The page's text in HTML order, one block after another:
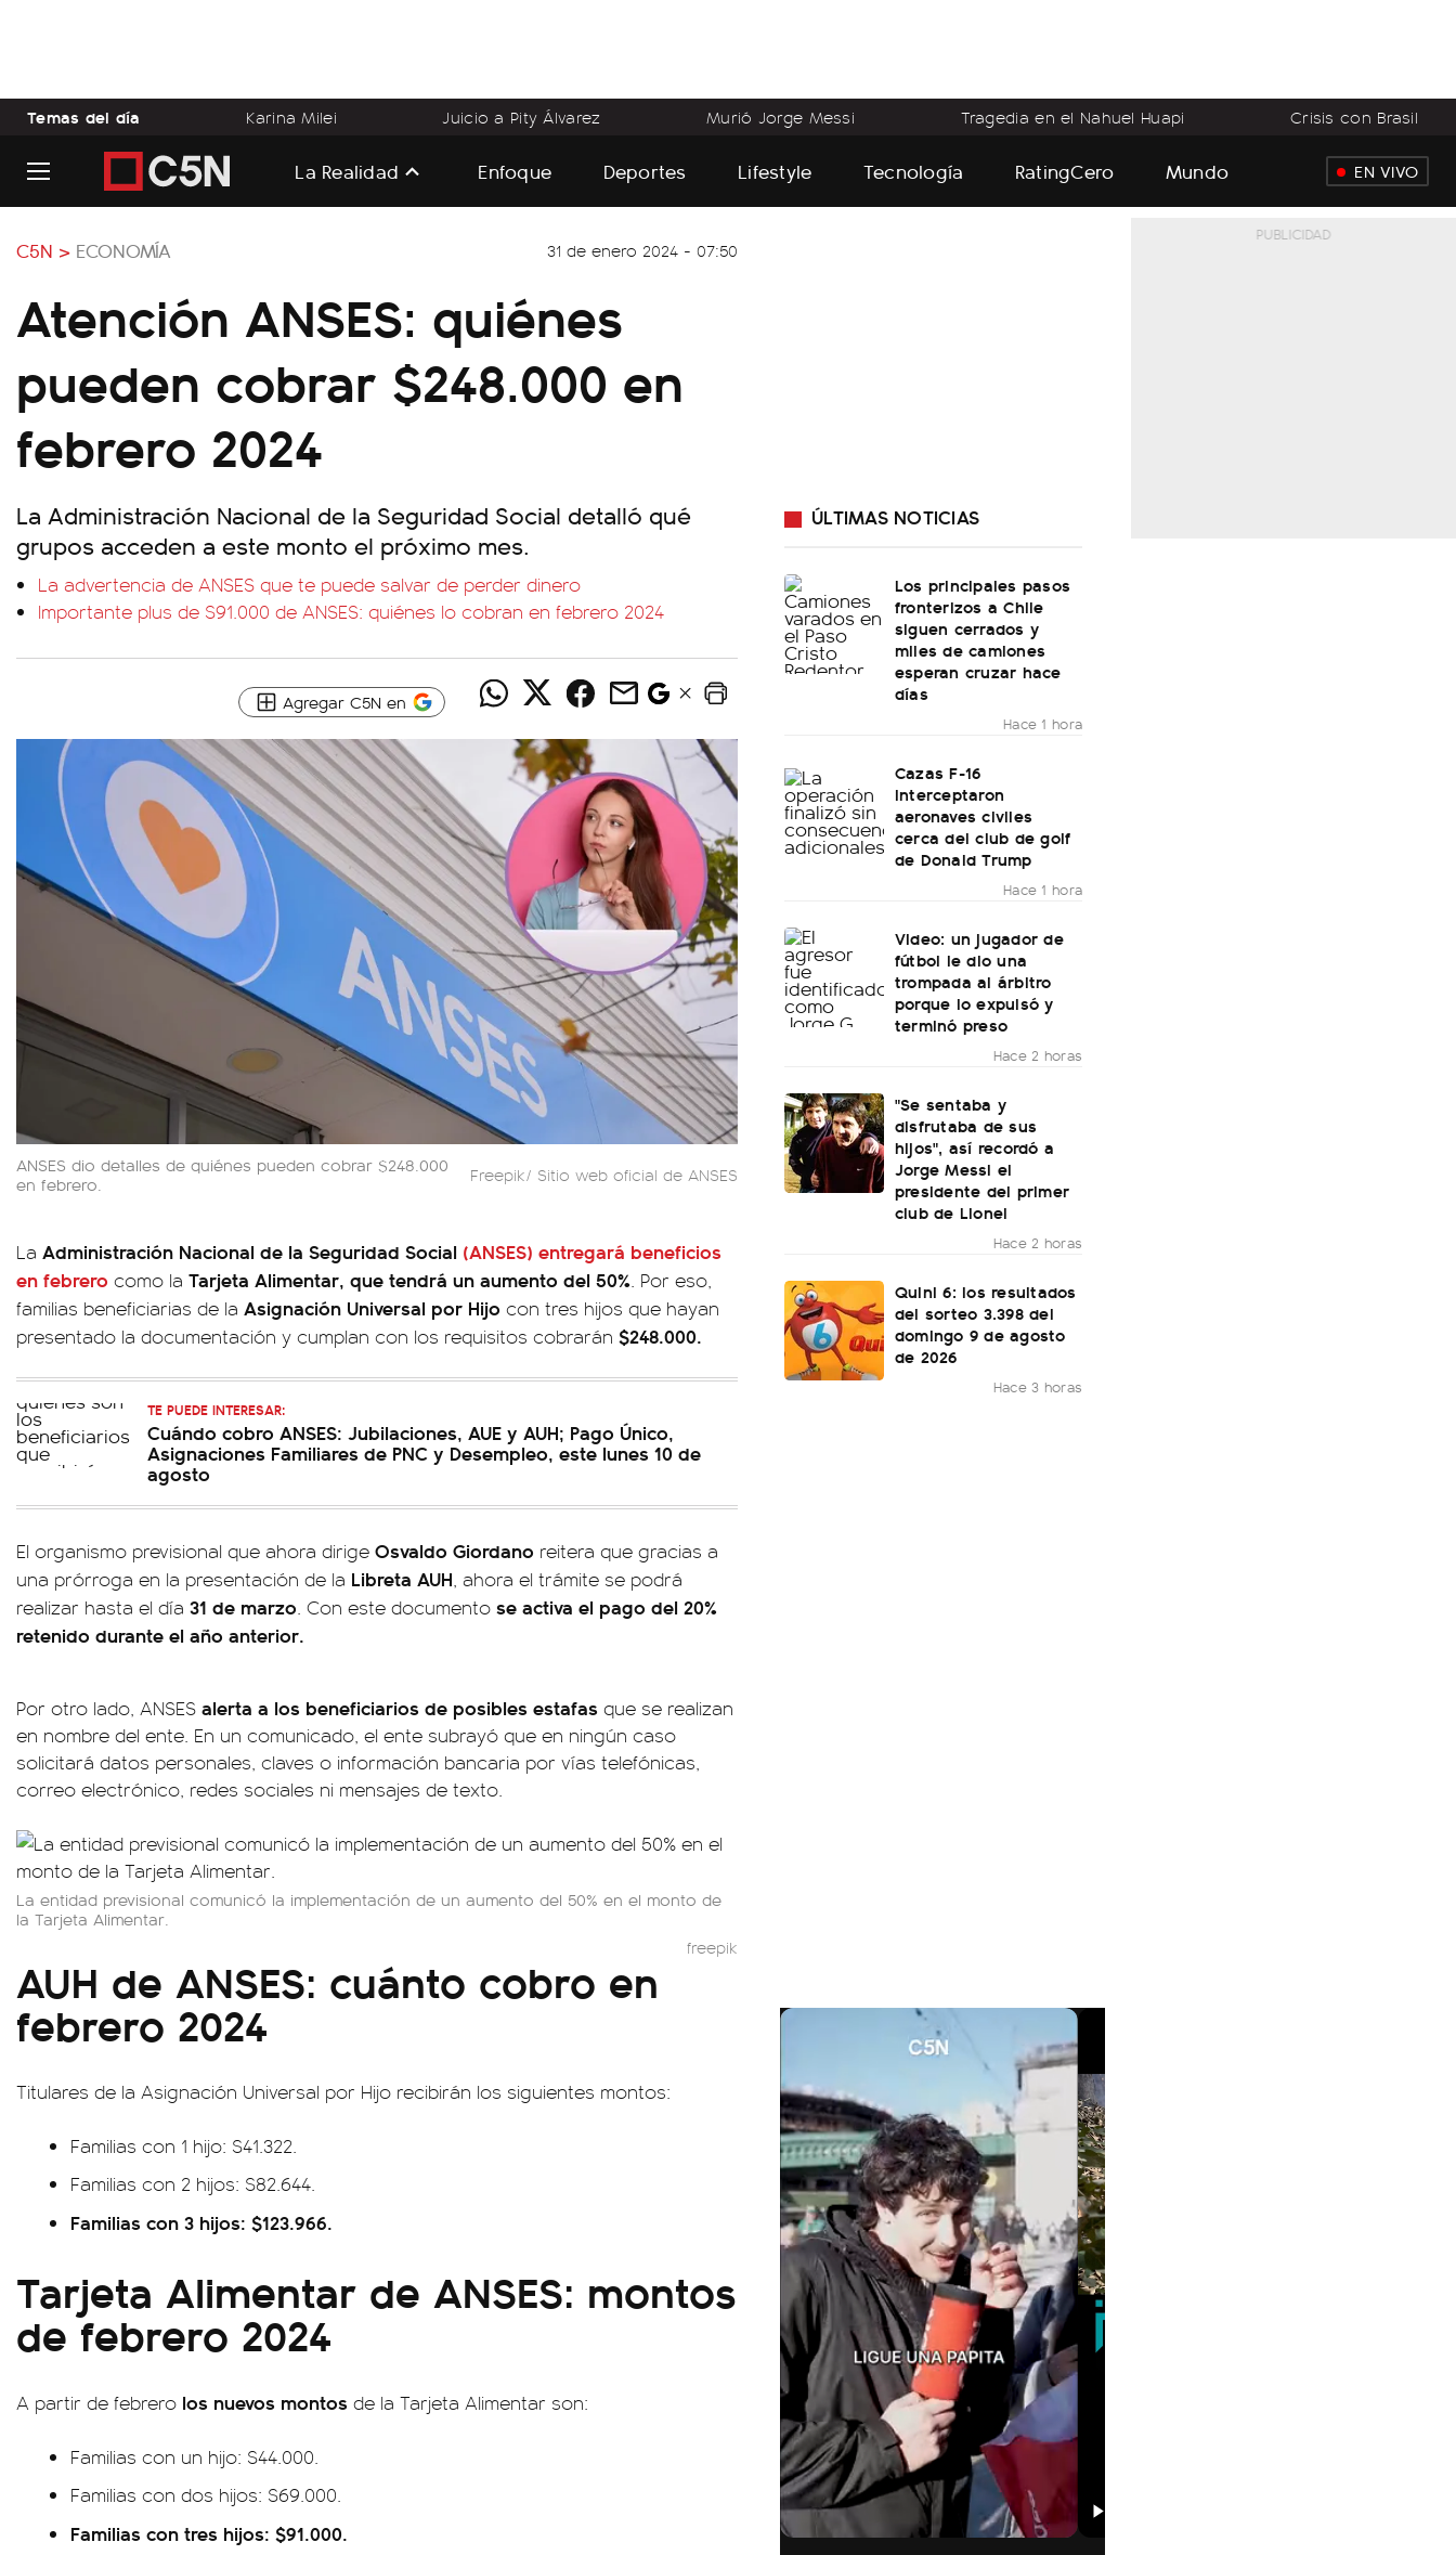
Temas del día Karina Milei Juicio a Pity Álvarez Murió Jorge Messi Tragedia en el Nahuel Huapi Crisis con Brasil
La Realidad Enfoque Deportes Lifestyle Tecnología RatingCero Mundo EN VIVO
C5N > ECONOMÍA 31 de enero 2024 - 07:50
Atención ANSES: quiénes
pueden cobrar $248.000 en
febrero 2024
La Administración Nacional de la Seguridad Social detalló qué
grupos acceden a este monto el próximo mes.
La advertencia de ANSES que te puede salvar de perder dinero
Importante plus de $91.000 de ANSES: quiénes lo cobran en febrero 2024
Agregar C5N en
ANSES dio detalles de quiénes pueden cobrar $248.000
en febrero.
Freepik/ Sitio web oficial de ANSES
La Administración Nacional de la Seguridad Social (ANSES) entregará beneficios
en febrero como la Tarjeta Alimentar, que tendrá un aumento del 50%. Por eso,
familias beneficiarias de la Asignación Universal por Hijo con tres hijos que hayan
presentado la documentación y cumplan con los requisitos cobrarán $248.000.
TE PUEDE INTERESAR:
Cuándo cobro ANSES: Jubilaciones, AUE y AUH; Pago Único,
Asignaciones Familiares de PNC y Desempleo, este lunes 10 de
agosto
El organismo previsional que ahora dirige Osvaldo Giordano reitera que gracias a
una prórroga en la presentación de la Libreta AUH, ahora el trámite se podrá
realizar hasta el día 31 de marzo. Con este documento se activa el pago del 20%
retenido durante el año anterior.
Por otro lado, ANSES alerta a los beneficiarios de posibles estafas que se realizan
en nombre del ente. En un comunicado, el ente subrayó que en ningún caso
solicitará datos personales, claves o información bancaria por vías telefónicas,
correo electrónico, redes sociales ni mensajes de texto.
La entidad previsional comunicó la implementación de un aumento del 50% en el monto de
la Tarjeta Alimentar.
freepik
AUH de ANSES: cuánto cobro en
febrero 2024
Titulares de la Asignación Universal por Hijo recibirán los siguientes montos:
Familias con 1 hijo: $41.322.
Familias con 2 hijos: $82.644.
Familias con 3 hijos: $123.966.
Tarjeta Alimentar de ANSES: montos
de febrero 2024
A partir de febrero los nuevos montos de la Tarjeta Alimentar son:
Familias con un hijo: $44.000.
Familias con dos hijos: $69.000.
Familias con tres hijos: $91.000.
ÚLTIMAS NOTICIAS
Los principales pasos
fronterizos a Chile
siguen cerrados y
miles de camiones
esperan cruzar hace
días
Hace 1 hora
Cazas F-16
interceptaron
aeronaves civiles
cerca del club de golf
de Donald Trump
Hace 1 hora
Video: un jugador de
fútbol le dio una
trompada al árbitro
porque lo expulsó y
terminó preso
Hace 2 horas
"Se sentaba y
disfrutaba de sus
hijos", así recordó a
Jorge Messi el
presidente del primer
club de Lionel
Hace 2 horas
Quini 6: los resultados
del sorteo 3.398 del
domingo 9 de agosto
de 2026
Hace 3 horas